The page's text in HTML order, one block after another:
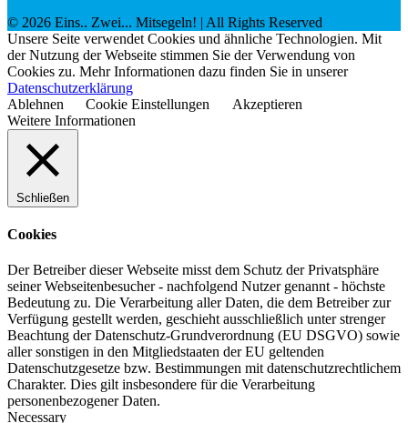
© 2026 Eins.. Zwei... Mitsegeln! | All Rights Reserved
Unsere Seite verwendet Cookies und ähnliche Technologien. Mit
der Nutzung der Webseite stimmen Sie der Verwendung von
Cookies zu. Mehr Informationen dazu finden Sie in unserer
Datenschutzerklärung
Ablehnen
Cookie Einstellungen
Akzeptieren
Weitere Informationen
Schließen
Cookies
Der Betreiber dieser Webseite misst dem Schutz der Privatsphäre
seiner Webseitenbesucher - nachfolgend Nutzer genannt - höchste
Bedeutung zu. Die Verarbeitung aller Daten, die dem Betreiber zur
Verfügung gestellt werden, geschieht ausschließlich unter strenger
Beachtung der Datenschutz-Grundverordnung (EU DSGVO) sowie
aller sonstigen in den Mitgliedstaaten der EU geltenden
Datenschutzgesetze bzw. Bestimmungen mit datenschutzrechtlichem
Charakter. Dies gilt insbesondere für die Verarbeitung
personenbezogener Daten.
Necessary